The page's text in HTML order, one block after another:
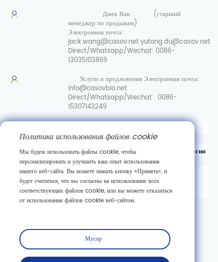
Джек Ван
(старший
менеджер по продажам)
Электронная почта:
jack.wang@casov.netyutong.du@casov.net
Direct/Whatsapp/Wechat: 0086-
13035103869
Услуги и предложенияЭлектронная почта:
info@casovbio.net
Direct/Whatsapp/Wechat: 0086-
15307143249
Уханьский центр инноваций в области синтетической биологии
д. 89, 3-я улица Гаокэюань,
район развития новых технологий Дунху,
г. Ухань, провинция Хубэй
Подписаться
Политика использования файлов cookie
Мы будем использовать файлы cookie, чтобы
персонализировать и улучшить ваш опыт использования
нашего веб-сайта. Вы можете нажать кнопку «Принять», и
будет считаться, что вы согласны на использование всех
соответствующих файлов cookie, или вы можете отказаться
от использования файлов cookie веб-сайтом.
Мусор